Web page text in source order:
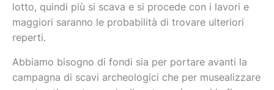
lotto, quindi più si scava e si procede con i lavori e
maggiori saranno le probabilità di trovare ulteriori
reperti.
Abbiamo bisogno di fondi sia per portare avanti la
campagna di scavi archeologici che per musealizzare